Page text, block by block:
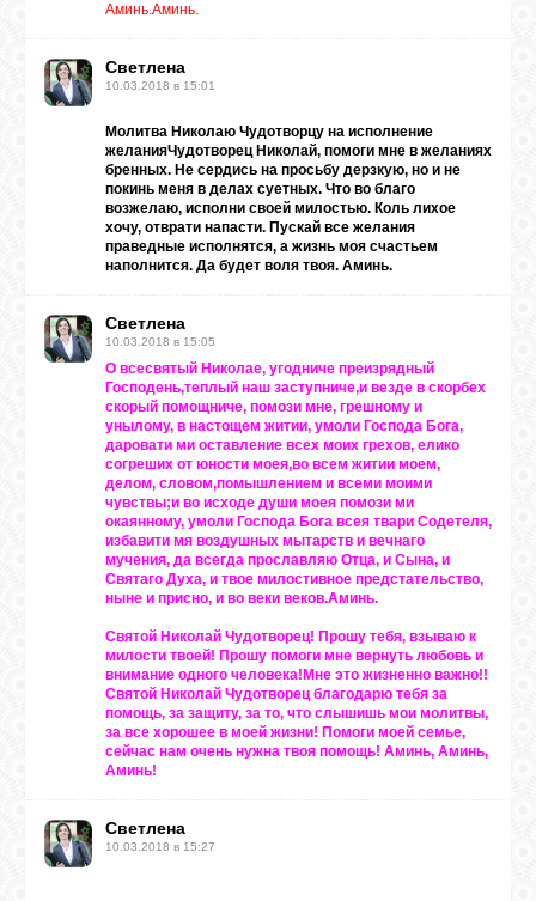
Аминь.Аминь.
Светлена
10.03.2018 в 15:01
Молитва Николаю Чудотворцу на исполнение
желанияЧудотворец Николай, помоги мне в желаниях
бренных. Не сердись на просьбу дерзкую, но и не
покинь меня в делах суетных. Что во благо
возжелаю, исполни своей милостью. Коль лихое
хочу, отврати напасти. Пускай все желания
праведные исполнятся, а жизнь моя счастьем
наполнится. Да будет воля твоя. Аминь.
Светлена
10.03.2018 в 15:05
О всесвятый Николае, угодниче преизрядный
Господень,теплый наш заступниче,и везде в скорбех
скорый помощниче, помози мне, грешному и
унылому, в настощем житии, умоли Господа Бога,
даровати ми оставление всех моих грехов, елико
согреших от юности моея,во всем житии моем,
делом, словом,помышлением и всеми моими
чувствы;и во исходе души моея помози ми
окаянному, умоли Господа Бога всея твари Содетеля,
избавити мя воздушных мытарств и вечнаго
мучения, да всегда прославляю Отца, и Сына, и
Святаго Духа, и твое милостивное предстательство,
ныне и присно, и во веки веков.Аминь.
Святой Николай Чудотворец! Прошу тебя, взываю к
милости твоей! Прошу помоги мне вернуть любовь и
внимание одного человека!Мне это жизненно важно!!
Святой Николай Чудотворец благодарю тебя за
помощь, за защиту, за то, что слышишь мои молитвы,
за все хорошее в моей жизни! Помоги моей семье,
сейчас нам очень нужна твоя помощь! Аминь, Аминь,
Аминь!
Светлена
10.03.2018 в 15:27